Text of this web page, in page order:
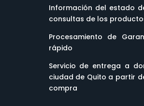
Información del estado
consultas de los
Procesamiento de
rápido
Servicio de entrega a
ciudad de Quito a partir
compra